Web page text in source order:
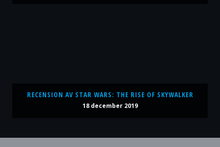
RECENSION AV STAR WARS: THE RISE OF SKYWALKER
18 december 2019